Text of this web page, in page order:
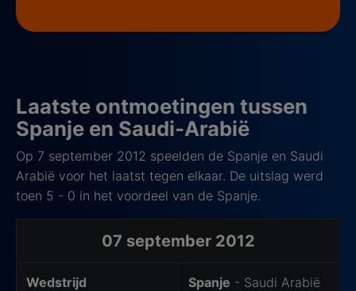
Laatste ontmoetingen tussen
Spanje en Saudi-Arabië
Op 7 september 2012 speelden de Spanje en Saudi
Arabië voor het laatst tegen elkaar. De uitslag werd
toen 5 - 0 in het voordeel van de Spanje.
07 september 2012
Wedstrijd Spanje - Saudi Arabië